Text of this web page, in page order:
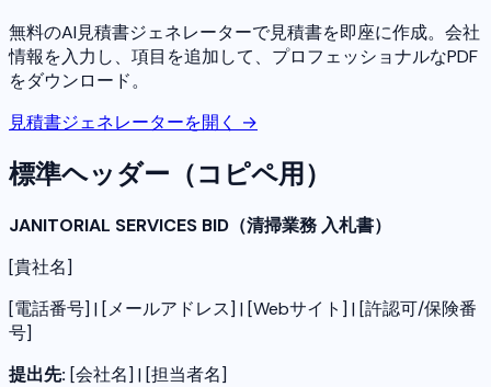
無料のAI見積書ジェネレーターで見積書を即座に作成。会社
情報を入力し、項目を追加して、プロフェッショナルなPDF
をダウンロード。
見積書ジェネレーターを開く →
標準ヘッダー（コピペ用）
JANITORIAL SERVICES BID（清掃業務 入札書）
[貴社名]
[電話番号] | [メールアドレス] | [Webサイト] | [許認可/保険番
号]
提出先: [会社名] | [担当者名]